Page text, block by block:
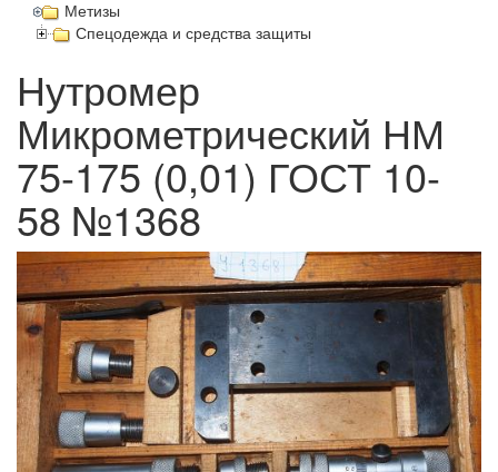
Метизы
Спецодежда и средства защиты
Нутромер
Микрометрический НМ
75-175 (0,01) ГОСТ 10-
58 №1368